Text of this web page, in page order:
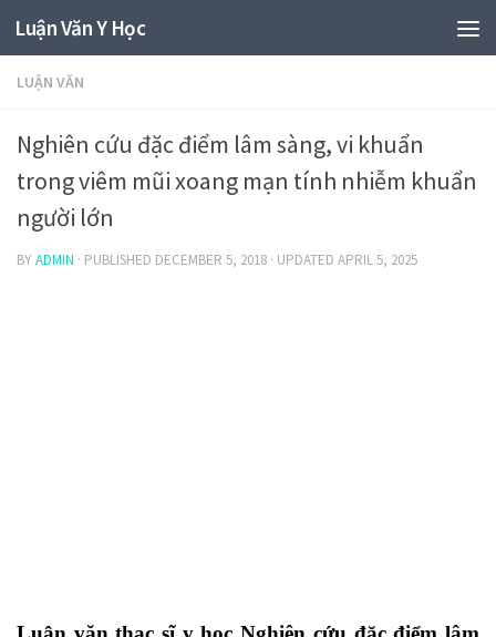
Luận Văn Y Học
LUẬN VĂN
Nghiên cứu đặc điểm lâm sàng, vi khuẩn
trong viêm mũi xoang mạn tính nhiễm khuẩn
người lớn
BYADMIN · PUBLISHED DECEMBER 5, 2018 · UPDATED APRIL 5, 2025